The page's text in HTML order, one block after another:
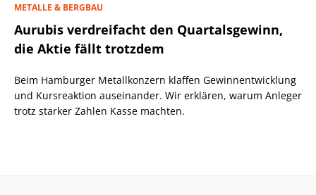
METALLE & BERGBAU
Aurubis verdreifacht den Quartalsgewinn,
die Aktie fällt trotzdem
Beim Hamburger Metallkonzern klaffen Gewinnentwicklung
und Kursreaktion auseinander. Wir erklären, warum Anleger
trotz starker Zahlen Kasse machten.